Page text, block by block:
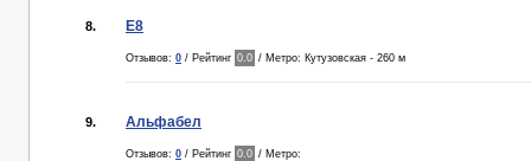
8. Е8
Отзывов: 0 / Рейтинг 0.0 / Метро: Кутузовская - 260 м
9. Альфабел
Отзывов: 0 / Рейтинг 0.0 / Метро: